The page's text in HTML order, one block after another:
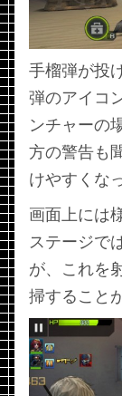
手榴弾が投
弾のアイコ
ンチャーの
方の警告も
けやすくな
画面上には
ステージで
が、これを
掃すること